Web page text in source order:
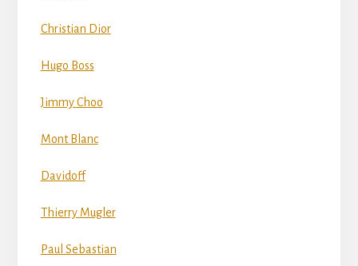
Christian Dior
Hugo Boss
Jimmy Choo
Mont Blanc
Davidoff
Thierry Mugler
Paul Sebastian